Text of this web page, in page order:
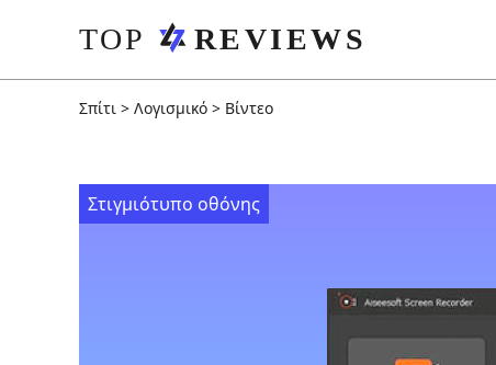
Σπίτι > Λογισμικό > Βίντεο
Στιγμιότυπο οθόνης